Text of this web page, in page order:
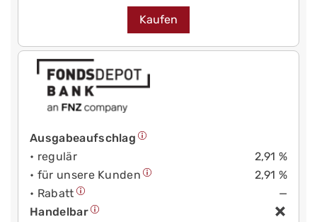
Kaufen
Ausgabeaufschlag
• regulär
2,91 %
• für unsere Kunden
2,91 %
• Rabatt
—
Handelbar